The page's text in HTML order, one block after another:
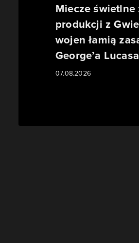
Miecze świetlne
produkcji z
wojen łamią
George’a Lucasa
07.08.2026